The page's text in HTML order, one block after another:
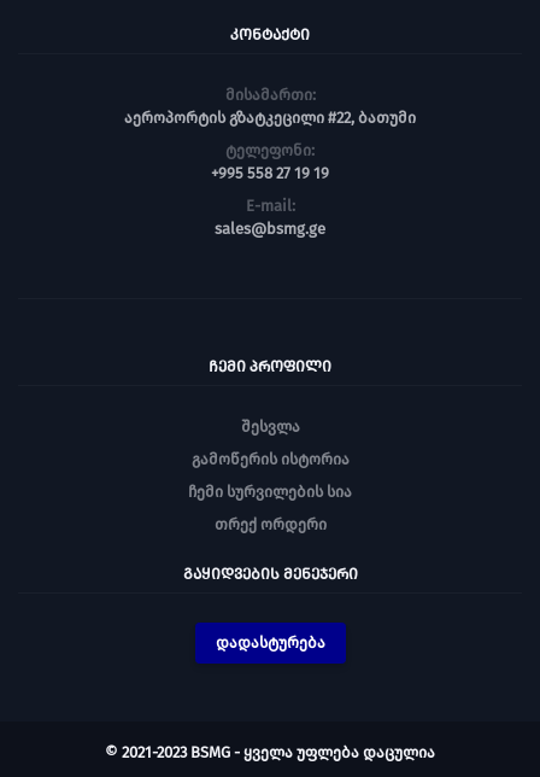
ᲙᲝᲜᲢᲐᲥᲢᲘ
მისამართი:
აეროპორტის გზატკეცილი #22, ბათუმი
ტელეფონი:
+995 558 27 19 19
E-mail:
sales@bsmg.ge
ᲩᲔᲛᲘ ᲞᲠᲝᲤᲘᲚᲘ
შესვლა
გამოწერის ისტორია
ჩემი სურვილების სია
თრექ ორდერი
ᲒᲐᲧᲘᲓᲕᲔᲑᲘᲡ ᲛᲔᲜᲔᲯᲔᲠᲘ
დადასტურება
© 2021-2023 BSMG - ყველა უფლება დაცულია